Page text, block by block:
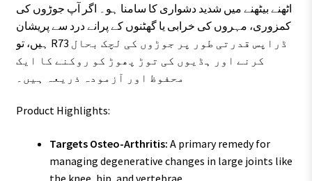
اٹھنے بیٹھنے میں شدید دشواری کا سامنا ہو۔ اگر آپ جوڑوں کی
کمزوری، مہروں کی خرابی یا گھٹنوں کے پرانے درد سے پریشان
ہیں، تو R73 ڈراپس قدرتی طور پر جوڑوں کی لچک بحال
کرنے اور ہڈیوں کی توڑ پھوڑ کو روکنے کا ایک
محفوظ اور آزمودہ ذریعہ ہیں۔
Product Highlights:
Targets Osteo-Arthritis: A primary remedy for
managing degenerative changes in large joints like
the knee, hip, and vertebrae.